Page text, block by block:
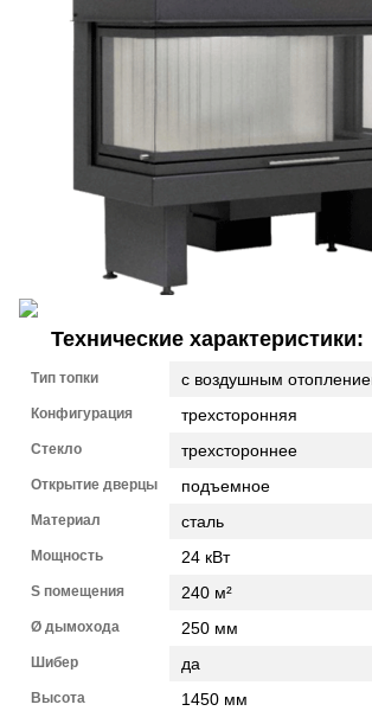
Технические характеристики:
Тип топки с воздушным
Конфигурация трехсторонняя
Стекло трехстороннее
Открытие дверцы подъемное
Материал сталь
Мощность 24 кВт
S помещения 240 м²
Ø дымохода 250 мм
Шибер да
Высота 1450 мм